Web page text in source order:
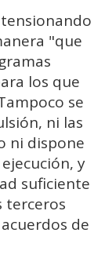
"que
los que
se
ni las
ni dispone
y
suficiente
terceros
de